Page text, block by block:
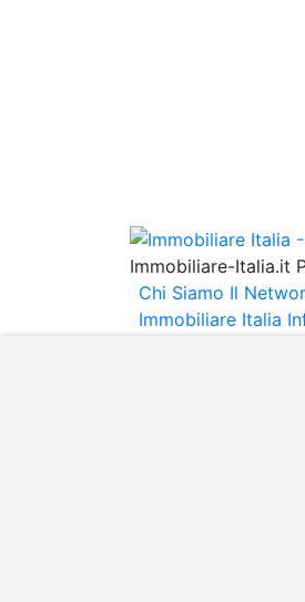
Immobiliare-Italia.it
Chi Siamo Il
Immobiliare Italia
Gli annunci
italia.it quindi non